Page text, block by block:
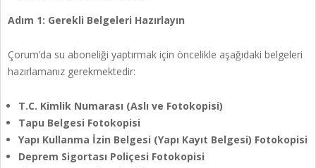
Adım 1: Gerekli Belgeleri Hazırlayın
Çorum’da su aboneliği yaptırmak için öncelikle aşağıdaki belgeleri
hazırlamanız gerekmektedir:
T.C. Kimlik Numarası (Aslı ve Fotokopisi)
Tapu Belgesi Fotokopisi
Yapı Kullanma İzin Belgesi (Yapı Kayıt Belgesi) Fotokopisi
Deprem Sigortası Poliçesi Fotokopisi